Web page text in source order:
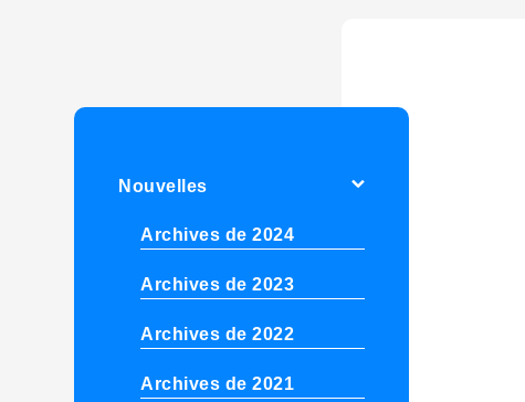
Nouvelles
Archives de 2024
Archives de 2023
Archives de 2022
Archives de 2021